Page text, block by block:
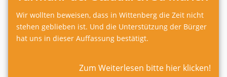
Wir wollten beweisen, dass in Wittenberg die Zeit nicht
stehen geblieben ist. Und die Unterstützung der Bürger
hat uns in dieser Auffassung bestätigt.
Zum Weiterlesen bitte hier klicken!